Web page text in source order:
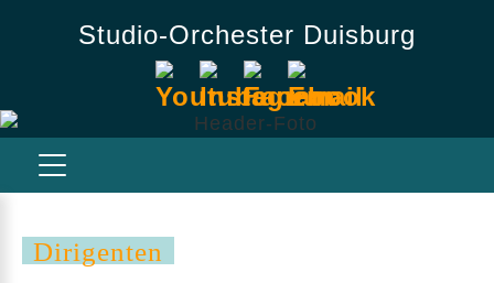
Studio-Orchester Duisburg
Dirigenten